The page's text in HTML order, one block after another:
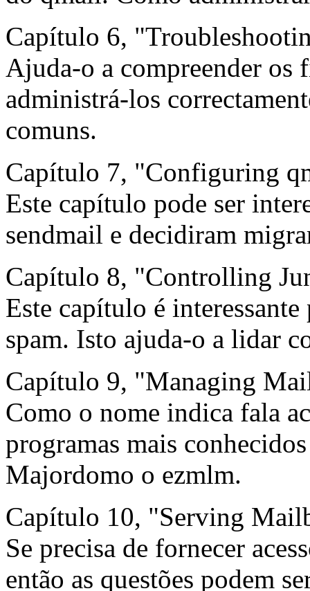
Capítulo 6,
Ajuda-o a compreender os
administrá-los
comuns.
Capítulo 7, "Configuring
Este capítulo pode ser
sendmail e decidiram
Capítulo 8, "Controlling
Este capítulo é
spam. Isto ajuda-o a lidar
Capítulo 9, "Managing
Como o nome indica fala
programas mais
Majordomo o ezmlm.
Capítulo 10, "Serving
Se precisa de fornecer
então as questões podem